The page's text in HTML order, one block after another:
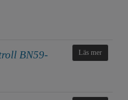
BN59-
Läs mer